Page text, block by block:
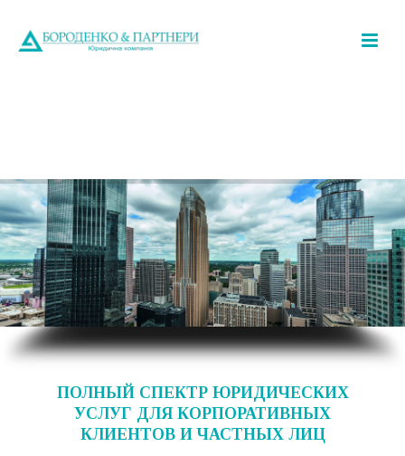
ПОЛНЫЙ СПЕКТР ЮРИДИЧЕСКИХ
УСЛУГ ДЛЯ КОРПОРАТИВНЫХ
КЛИЕНТОВ И ЧАСТНЫХ ЛИЦ